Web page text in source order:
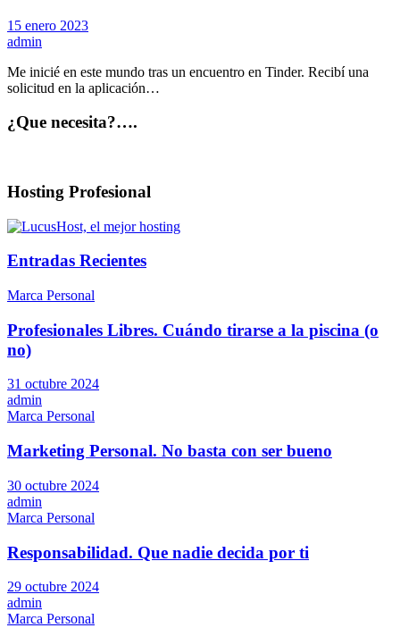
15 enero 2023
admin
Me inicié en este mundo tras un encuentro en Tinder. Recibí una
solicitud en la aplicación…
¿Que necesita?….
Hosting Profesional
Entradas Recientes
Marca Personal
Profesionales Libres. Cuándo tirarse a la piscina (o
no)
31 octubre 2024
admin
Marca Personal
Marketing Personal. No basta con ser bueno
30 octubre 2024
admin
Marca Personal
Responsabilidad. Que nadie decida por ti
29 octubre 2024
admin
Marca Personal